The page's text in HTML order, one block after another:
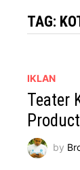
TAG:
IKLAN
Teater
by